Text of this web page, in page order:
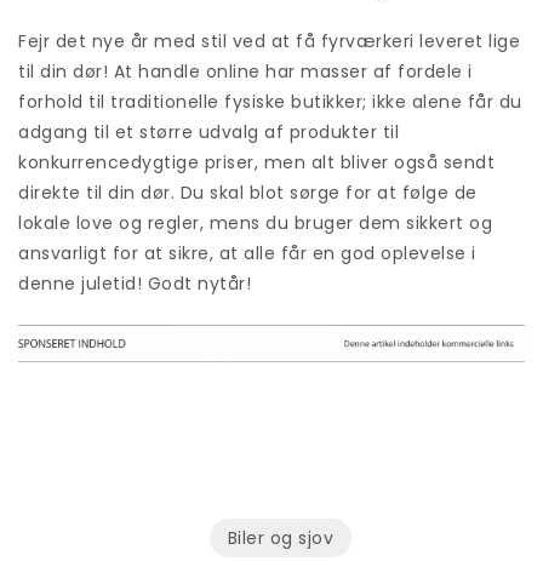
Fejr det nye år med stil ved at få fyrværkeri leveret lige
til din dør! At handle online har masser af fordele i
forhold til traditionelle fysiske butikker; ikke alene får du
adgang til et større udvalg af produkter til
konkurrencedygtige priser, men alt bliver også sendt
direkte til din dør. Du skal blot sørge for at følge de
lokale love og regler, mens du bruger dem sikkert og
ansvarligt for at sikre, at alle får en god oplevelse i
denne juletid! Godt nytår!
Biler og sjov